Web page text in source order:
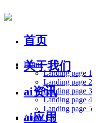
首页
关于我们
ai资讯
ai应用
Home
Landing page 1
Landing page 2
Landing page 3
Landing page 4
Landing page 5
About Us